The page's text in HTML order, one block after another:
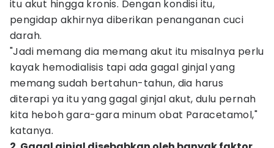
itu akut hingga kronis. Dengan kondisi itu,
pengidap akhirnya diberikan penanganan cuci
darah.
"Jadi memang dia memang akut itu misalnya perlu
kayak hemodialisis tapi ada gagal ginjal yang
memang sudah bertahun-tahun, dia harus
diterapi ya itu yang gagal ginjal akut, dulu pernah
kita heboh gara-gara minum obat Paracetamol,"
katanya.